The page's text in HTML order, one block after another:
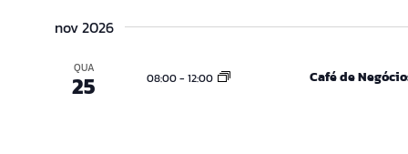
nov 2026
QUA
25 08:00- 12:00 Café de